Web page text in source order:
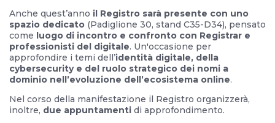
Anche quest’anno il Registro sarà presente con uno
spazio dedicato (Padiglione 30, stand C35-D34), pensato
come luogo di incontro e confronto con Registrar e
professionisti del digitale. Un'occasione per
approfondire i temi dell’identità digitale, della
cybersecurity e del ruolo strategico dei nomi a
dominio nell’evoluzione dell’ecosistema online.
Nel corso della manifestazione il Registro organizzerà,
inoltre, due appuntamenti di approfondimento.